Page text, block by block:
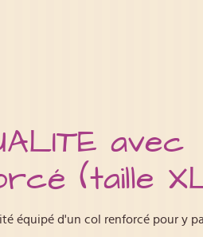
avec
(taille
équipé d'un col renforcé pour y